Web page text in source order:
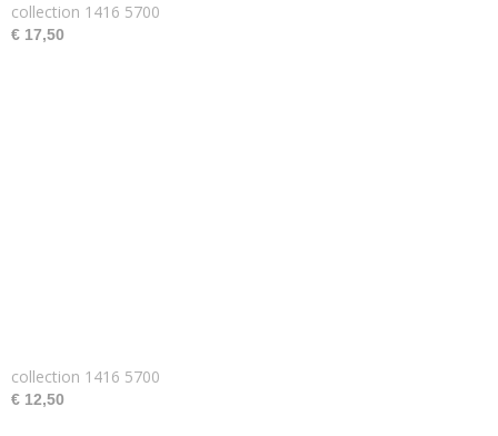
collection 1416 5700
€ 17,50
collection 1416 5700
€ 12,50